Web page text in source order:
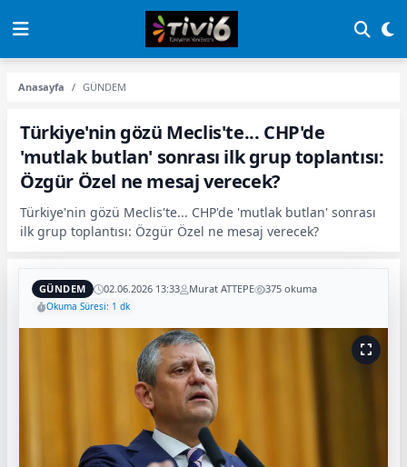
Anasayfa GÜNDEM
Türkiye'nin gözü Meclis'te... CHP'de
'mutlak butlan' sonrası ilk grup toplantısı:
Özgür Özel ne mesaj verecek?
Türkiye'nin gözü Meclis'te... CHP'de 'mutlak butlan' sonrası
ilk grup toplantısı: Özgür Özel ne mesaj verecek?
GÜNDEM 02.06.2026 13:33 Murat ATTEPE 375 okuma
Okuma Süresi: 1 dk